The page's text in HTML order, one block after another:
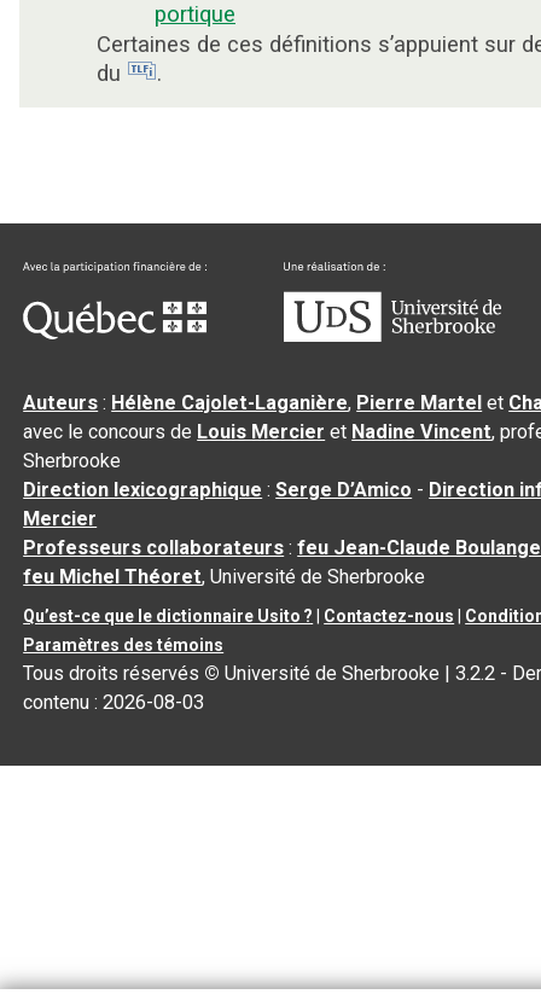
portique
Certaines de ces définitions s’appuient sur
du
.
Auteurs : Hélène Cajolet-Laganière, Pierre Martel et
avec le concours de Louis Mercier et Nadine Vincent,
Sherbrooke
Direction lexicographique :Serge D’Amico - Direction
Mercier
Professeurs collaborateurs :feu Jean-Claude
feu Michel Théoret, Université de Sherbrooke
Qu’est-ce que le dictionnaire Usito ? Contactez-nous
Paramètres des témoins
Tous droits réservés © Université de Sherbrooke |3.2.2 -
contenu :2026-08-03